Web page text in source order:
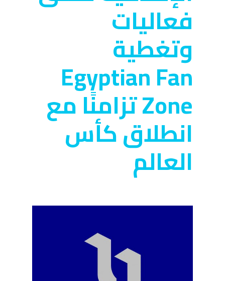
فعاليات
وتغطية
Egyptian Fan
Zone تزامنًا مع
انطلاق كأس
العالم